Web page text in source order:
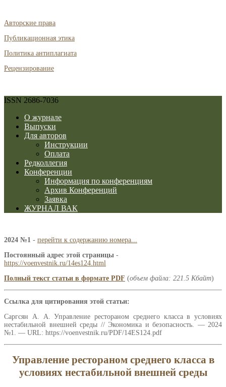
Авторские права
Публикационная этика
Политика антиплагиата
Рецензирование
ISSN 2686-7036
О журнале
Выпуски
Для авторов
Инструкции
Оплата
Редколлегия
Конференции
Информация по конференциям
Архив Конференций
Заявка
ЖУРНАЛ ВАК
2024 №1 - перейти к содержанию номера...
Постоянный адрес этой страницы -
https://voenvestnik.ru/14es124.html
Полный текст статьи в формате PDF (объем файла: 221.5 Кбайт)
Ссылка для цитирования этой статьи:
Саргсян А. А. Управление рестораном среднего класса в условиях
нестабильной внешней среды // Экономика и безопасность. — 2024
№1. — URL: https://voenvestnik.ru/PDF/14ES124.pdf
Управление рестораном среднего класса в
условиях нестабильной внешней среды